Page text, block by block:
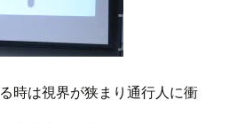
時は視界が狭まり通行人に衝